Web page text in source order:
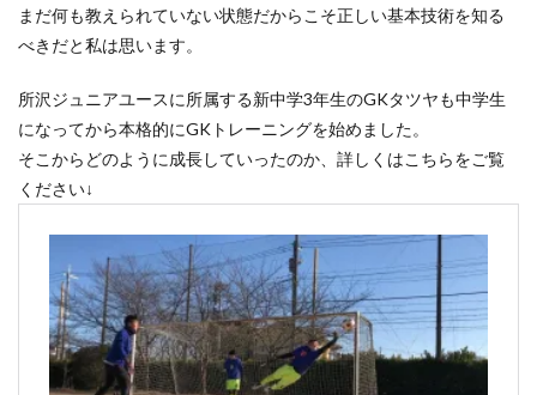
まだ何も教えられていない状態だからこそ正しい基本技術を知る
べきだと私は思います。
所沢ジュニアユースに所属する新中学3年生のGKタツヤも中学生
になってから本格的にGKトレーニングを始めました。
そこからどのように成長していったのか、詳しくはこちらをご覧
ください↓
川島永嗣
川越 左足
心のエネルギー
恐怖
意識 成績 成長 成長期
戦術
所沢
所沢ジュニアユース
所沢市
技術のプレースピード
指導者
捨てゾーン
攻撃参加
日本の課題
日本サッカー
日本サッカー協会
日本人 日本代表
日本唯一
時之栖
時間 最高の準備 有料
東京
東京都
東川口市 東日本
東村山
松本拓也
柏レイソル
構え方
横浜F.マリノスジュニアユース
横浜FCジュニアユース